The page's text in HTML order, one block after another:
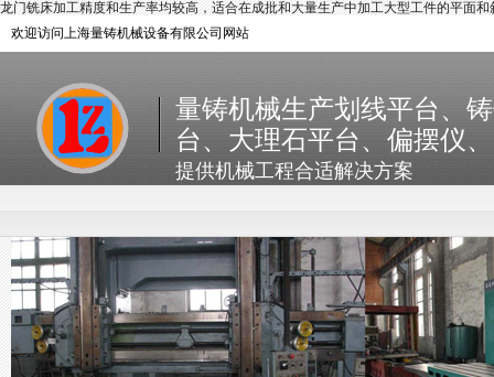
龙门铣床加工精度和生产率均较高，适合在成批和大量生产中加工大型工件的平面
欢迎访问上海量铸机械设备有限公司网站
量铸机械生产划线平台、
台、大理石平台、偏摆仪
提供机械工程合适解决方案